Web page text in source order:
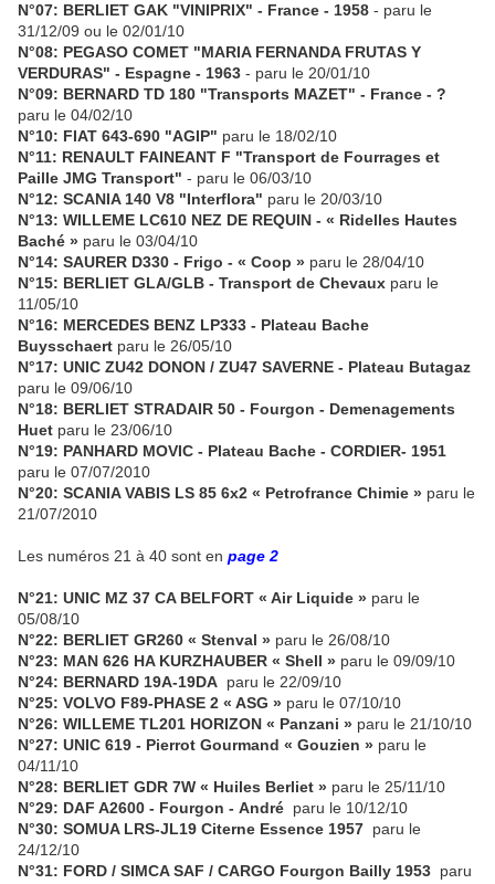
N°07: BERLIET GAK "VINIPRIX" - France - 1958 - paru le
31/12/09 ou le 02/01/10
N°08: PEGASO COMET "MARIA FERNANDA FRUTAS Y
VERDURAS" - Espagne - 1963 - paru le 20/01/10
N°09: BERNARD TD 180 "Transports MAZET" - France - ?
paru le 04/02/10
N°10: FIAT 643-690 "AGIP" paru le 18/02/10
N°11: RENAULT FAINEANT F "Transport de Fourrages et
Paille JMG Transport" - paru le 06/03/10
N°12: SCANIA 140 V8 "Interflora" paru le 20/03/10
N°13: WILLEME LC610 NEZ DE REQUIN - « Ridelles Hautes
Baché » paru le 03/04/10
N°14: SAURER D330 - Frigo - « Coop » paru le 28/04/10
N°15: BERLIET GLA/GLB - Transport de Chevaux paru le
11/05/10
N°16: MERCEDES BENZ LP333 - Plateau Bache
Buysschaert paru le 26/05/10
N°17: UNIC ZU42 DONON / ZU47 SAVERNE - Plateau Butagaz
paru le 09/06/10
N°18: BERLIET STRADAIR 50 - Fourgon - Demenagements
Huet paru le 23/06/10
N°19: PANHARD MOVIC - Plateau Bache - CORDIER- 1951
paru le 07/07/2010
N°20: SCANIA VABIS LS 85 6x2 « Petrofrance Chimie » paru le
21/07/2010
Les numéros 21 à 40 sont en page 2
N°21: UNIC MZ 37 CA BELFORT « Air Liquide » paru le
05/08/10
N°22: BERLIET GR260 « Stenval » paru le 26/08/10
N°23: MAN 626 HA KURZHAUBER « Shell » paru le 09/09/10
N°24: BERNARD 19A-19DA paru le 22/09/10
N°25: VOLVO F89-PHASE 2 « ASG » paru le 07/10/10
N°26: WILLEME TL201 HORIZON « Panzani » paru le 21/10/10
N°27: UNIC 619 - Pierrot Gourmand « Gouzien » paru le
04/11/10
N°28: BERLIET GDR 7W « Huiles Berliet » paru le 25/11/10
N°29: DAF A2600 - Fourgon - André paru le 10/12/10
N°30: SOMUA LRS-JL19 Citerne Essence 1957 paru le
24/12/10
N°31: FORD / SIMCA SAF / CARGO Fourgon Bailly 1953 paru